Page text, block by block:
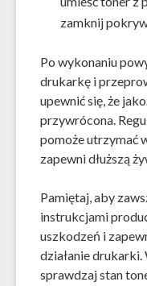
zamknij
Po wykonaniu
drukarkę i
upewnić się, że
przywrócona.
pomoże utrzymać
zapewni dłuższą
Pamiętaj, aby
instrukcjami
uszkodzeń i
działanie
sprawdzaj stan